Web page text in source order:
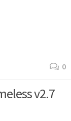
0
v2.7